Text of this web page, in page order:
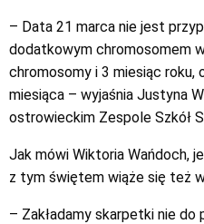
– Data 21 marca nie jest
dodatkowym chromosomem
chromosomy i 3 miesiąc roku,
miesiąca – wyjaśnia Justyna
ostrowieckim Zespole Szkół
Jak mówi Wiktoria Wańdoch,
z tym świętem wiąże się też
– Zakładamy skarpetki nie